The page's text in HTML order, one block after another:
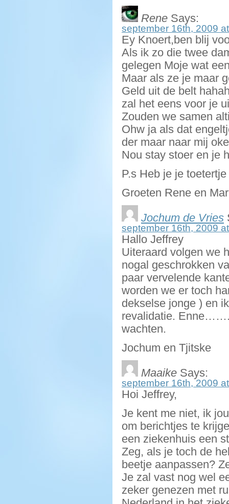
Rene Says:
september 16th, 2009
Ey Knoert,ben blij
Als ik zo die twee
gelegen Moje wat
Maar als ze je maar
Geld uit de belt
zal het eens voor je
Zouden we samen
Ohw ja als dat
der maar naar mij
Nou stay stoer en je
P.s Heb je je
Groeten Rene en
Jochum de Vries
september 16th, 2009
Hallo Jeffrey
Uiteraard volgen we
nogal geschrokken
paar vervelende
worden we er toch
dekselse jonge ) en
revalidatie. Enne…….
wachten.
Jochum en Tjitske
Maaike Says:
september 16th, 2009
Hoi Jeffrey,
Je kent me niet, ik
om berichtjes te
een ziekenhuis een
Zeg, als je toch de
beetje aanpassen?
Je zal vast nog wel
zeker genezen met